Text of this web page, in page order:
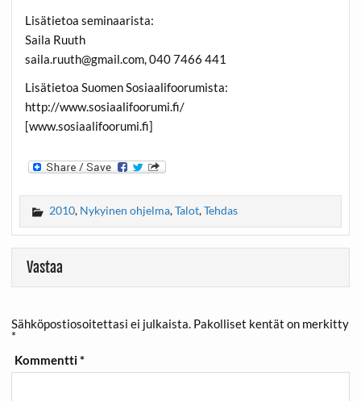
Lisätietoa seminaarista:
Saila Ruuth
saila.ruuth@gmail.com, 040 7466 441
Lisätietoa Suomen Sosiaalifoorumista:
http://www.sosiaalifoorumi.fi/
[www.sosiaalifoorumi.fi]
2010, Nykyinen ohjelma,Talot,Tehdas
Vastaa
Sähköpostiosoitettasi ei julkaista. Pakolliset kentät on merkitty
*
Kommentti*